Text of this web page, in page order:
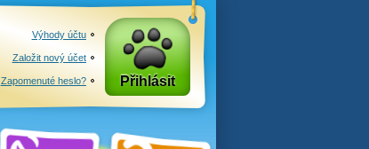
Výhody účtu
Založit nový účet
Zapomenuté heslo? Přihlásit